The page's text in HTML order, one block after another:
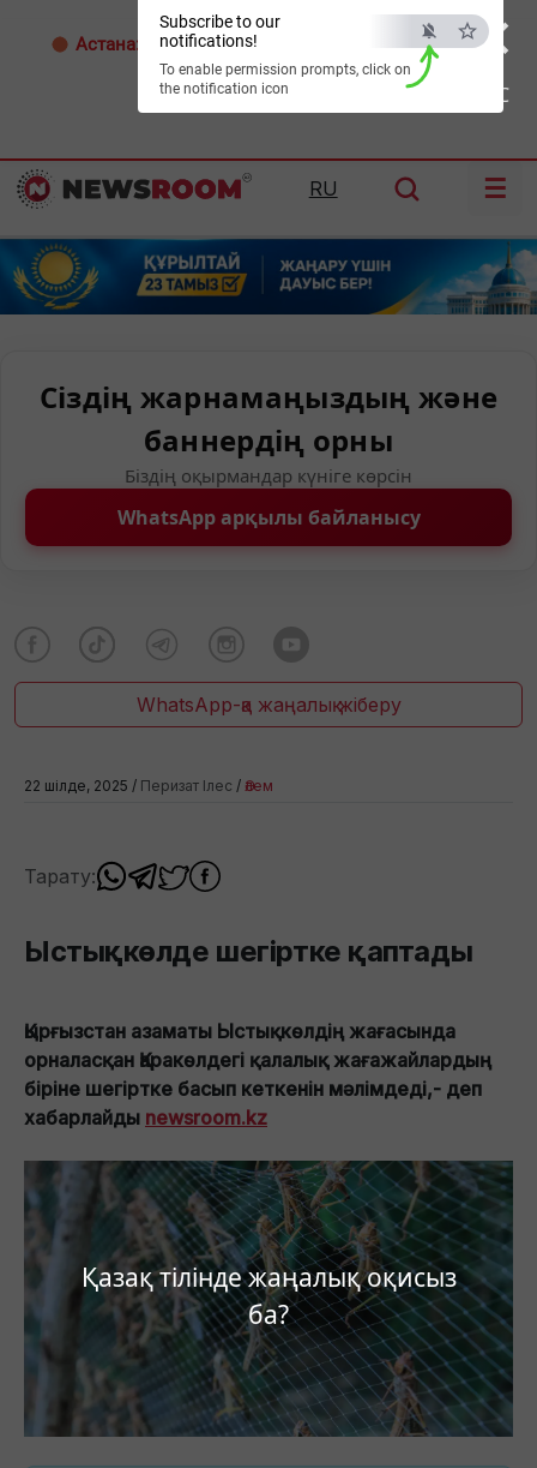
×
ESC
Қазақ тілінде жаңалық оқисыз
ба?
Subscribe to our
notifications!
To enable permission prompts, click on
the notification icon
Астана: 26°C Алматы: Шымкент:38°C
RU ☰
Сіздің жарнамаңыздың және
баннердің орны
Біздің оқырмандар күніге көрсін
WhatsApp арқылы байланысу
WhatsApp-қа жаңалық жіберу
22 шілде, 2025 / Перизат Ілес / Әлем
Тарату:
Ыстықкөлде шегіртке қаптады
Қырғызстан азаматы Ыстықкөлдің жағасында
орналасқан Қаракөлдегі қалалық жағажайлардың
біріне шегіртке басып кеткенін мәлімдеді,- деп
хабарлайды newsroom.kz